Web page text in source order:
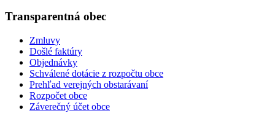
Transparentná obec
Zmluvy
Došlé faktúry
Objednávky
Schválené dotácie z rozpočtu obce
Prehľad verejných obstarávaní
Rozpočet obce
Záverečný účet obce